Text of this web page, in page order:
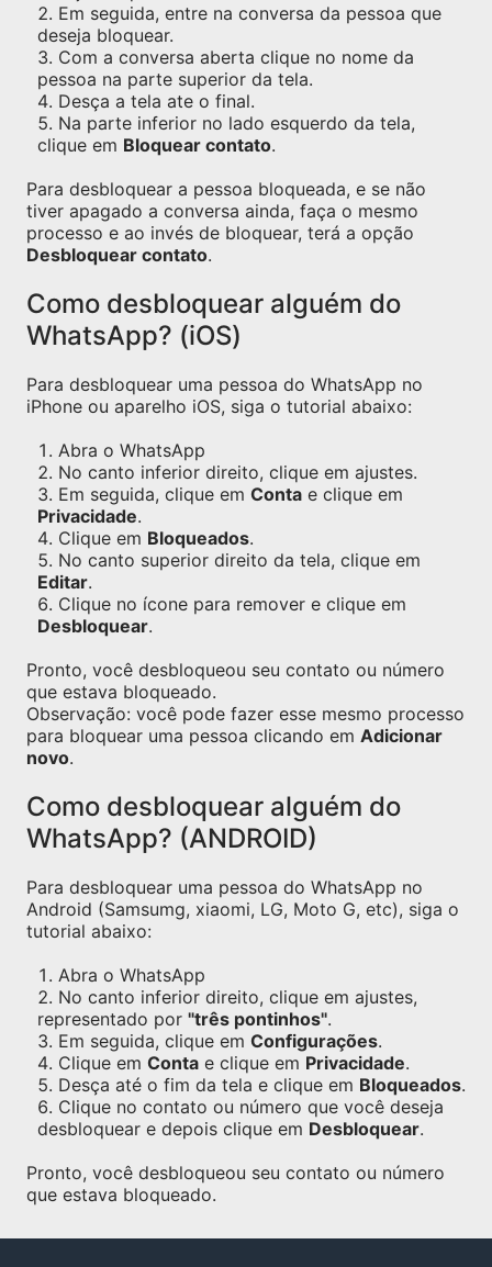
Em seguida, entre na conversa da pessoa que
deseja bloquear.
Com a conversa aberta clique no nome da
pessoa na parte superior da tela.
Desça a tela ate o final.
Na parte inferior no lado esquerdo da tela,
clique em Bloquear contato.
Para desbloquear a pessoa bloqueada, e se não
tiver apagado a conversa ainda, faça o mesmo
processo e ao invés de bloquear, terá a opção
Desbloquear contato.
Como desbloquear alguém do
WhatsApp? (iOS)
Para desbloquear uma pessoa do WhatsApp no
iPhone ou aparelho iOS, siga o tutorial abaixo:
Abra o WhatsApp
No canto inferior direito, clique em ajustes.
Em seguida, clique em Conta e clique em
Privacidade.
Clique em Bloqueados.
No canto superior direito da tela, clique em
Editar.
Clique no ícone para remover e clique em
Desbloquear.
Pronto, você desbloqueou seu contato ou número
que estava bloqueado.
Observação: você pode fazer esse mesmo processo
para bloquear uma pessoa clicando em Adicionar
novo.
Como desbloquear alguém do
WhatsApp? (ANDROID)
Para desbloquear uma pessoa do WhatsApp no
Android (Samsumg, xiaomi, LG, Moto G, etc), siga o
tutorial abaixo:
Abra o WhatsApp
No canto inferior direito, clique em ajustes,
representado por "três pontinhos".
Em seguida, clique em Configurações.
Clique em Conta e clique em Privacidade.
Desça até o fim da tela e clique em Bloqueados.
Clique no contato ou número que você deseja
desbloquear e depois clique em Desbloquear.
Pronto, você desbloqueou seu contato ou número
que estava bloqueado.